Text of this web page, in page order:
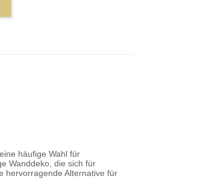
häufige Wahl für
Wanddeko, die sich für
hervorragende Alternative für